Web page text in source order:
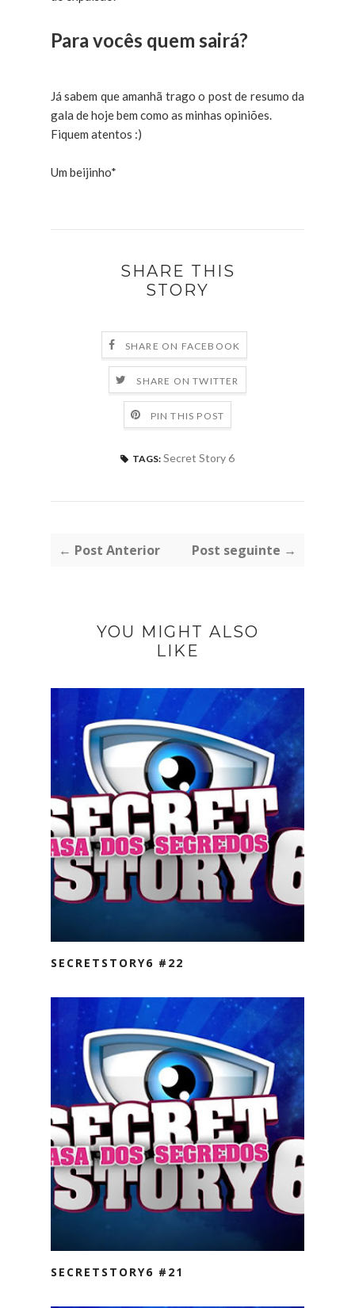
Para vocês quem sairá?
Já sabem que amanhã trago o post de resumo da
gala de hoje bem como as minhas opiniões.
Fiquem atentos :)
Um beijinho*
SHARE THIS
STORY
SHARE ON FACEBOOK
SHARE ON TWITTER
PIN THIS POST
TAGS: Secret Story 6
← Post Anterior Post seguinte →
YOU MIGHT ALSO
LIKE
SECRETSTORY6 #22
SECRETSTORY6 #21